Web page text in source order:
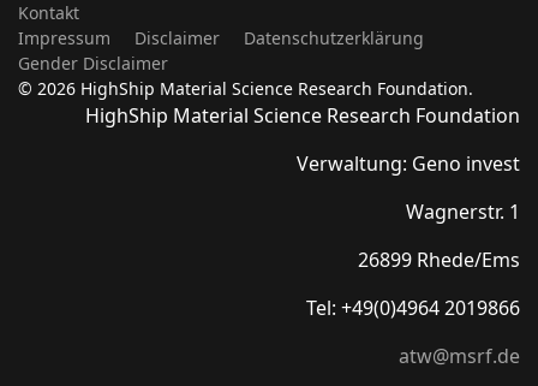
Kontakt
Impressum
Disclaimer
Datenschutzerklärung
Gender Disclaimer
© 2026 HighShip Material Science Research Foundation.
HighShip Material Science Research Foundation
Verwaltung: Geno invest
Wagnerstr. 1
26899 Rhede/Ems
Tel: +49(0)4964 2019866
atw@msrf.de